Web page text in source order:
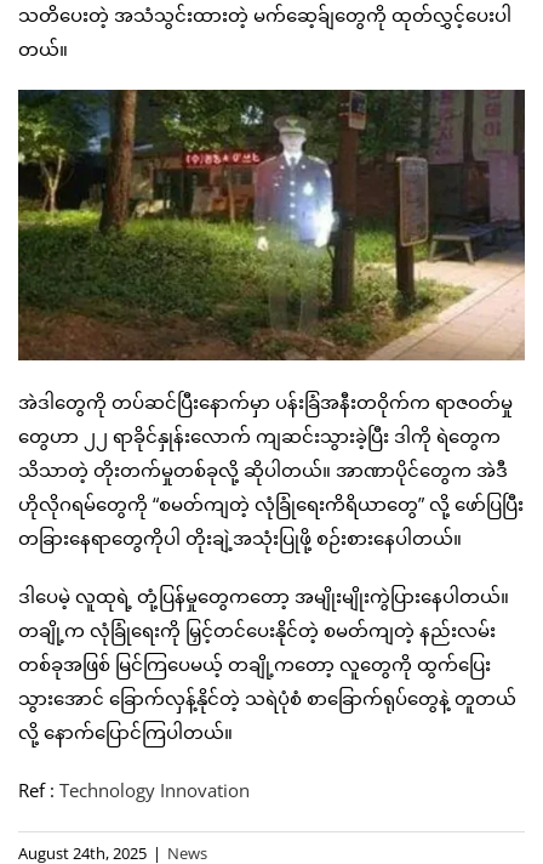
သတိပေးတဲ့ အသံသွင်းထားတဲ့ မက်ဆေ့ခ်ျတွေကို ထုတ်လွှင့်ပေးပါ
တယ်။
အဲဒါတွေကို တပ်ဆင်ပြီးနောက်မှာ ပန်းခြံအနီးတဝိုက်က ရာဇဝတ်မှု
တွေဟာ ၂၂ ရာခိုင်နှုန်းလောက် ကျဆင်းသွားခဲ့ပြီး ဒါကို ရဲတွေက
သိသာတဲ့ တိုးတက်မှုတစ်ခုလို့ ဆိုပါတယ်။ အာဏာပိုင်တွေက အဲဒီ
ဟိုလိုဂရမ်တွေကို “စမတ်ကျတဲ့ လုံခြုံရေးကိရိယာတွေ” လို့ ဖော်ပြပြီး
တခြားနေရာတွေကိုပါ တိုးချဲ့အသုံးပြုဖို့ စဉ်းစားနေပါတယ်။
ဒါပေမဲ့ လူထုရဲ့ တုံ့ပြန်မှုတွေကတော့ အမျိုးမျိုးကွဲပြားနေပါတယ်။
တချို့က လုံခြုံရေးကို မြှင့်တင်ပေးနိုင်တဲ့ စမတ်ကျတဲ့ နည်းလမ်း
တစ်ခုအဖြစ် မြင်ကြပေမယ့် တချို့ကတော့ လူတွေကို ထွက်ပြေး
သွားအောင် ခြောက်လှန့်နိုင်တဲ့ သရဲပုံစံ စာခြောက်ရုပ်တွေနဲ့ တူတယ်
လို့ နောက်ပြောင်ကြပါတယ်။
Ref : Technology Innovation
August 24th, 2025 | News